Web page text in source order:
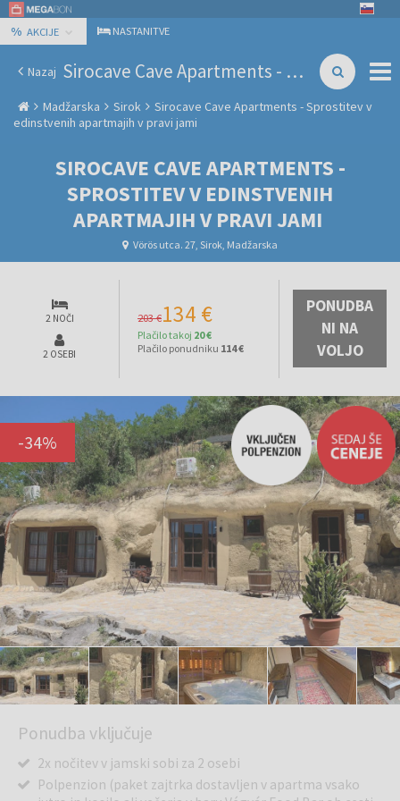
% AKCIJE NASTANITVE
Nazaj Sirocave Cave Apartments - Sprostitev v edinstvenih apartmajih v pravi jami
Madžarska Sirok
Sirocave Cave Apartments - Sprostitev v
edinstvenih apartmajih v pravi jami
SIROCAVE CAVE APARTMENTS -
SPROSTITEV V EDINSTVENIH
APARTMAJIH V PRAVI JAMI
Vörös utca. 27, Sirok, Madžarska
2 NOČI
2 OSEBI
203 €134 €
Plačilo takoj 20 €
Plačilo ponudniku 114 €
PONUDBA
NI NA
VOLJO
-34%
Ponudba vključuje
2x nočitev v jamski sobi za 2 osebi
Polpenzion (paket zajtrka dostavljen v apartma vsako